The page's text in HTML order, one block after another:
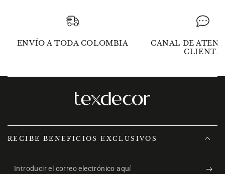
ENVÍO A TODA COLOMBIA
CANAL DE
CLIENTE
RECIBE BENEFICIOS EXCLUSIVOS
Introducir